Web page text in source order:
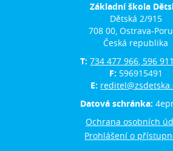
Základní škola
Dětská 2/915
708 00, Ostrava-
Česká republika
T:734 477 966, 596
F: 596915491
E:
Datová schránka:
Ochrana osobních
Prohlášení o